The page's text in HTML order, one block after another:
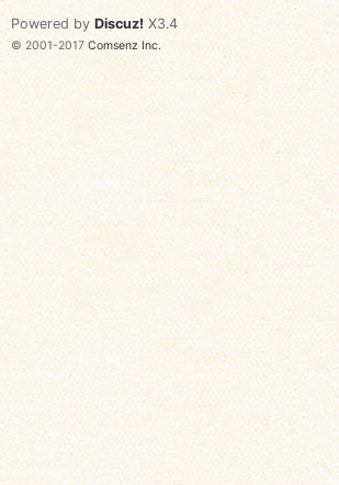
Powered by Discuz! X3.4
© 2001-2017 Comsenz Inc.